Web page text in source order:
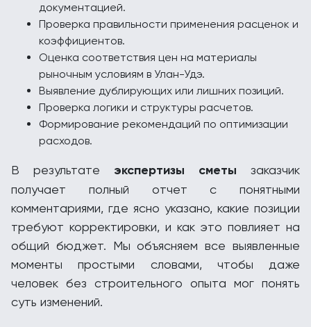
документацией.
Проверка правильности применения расценок и
коэффициентов.
Оценка соответствия цен на материалы
рыночным условиям в Улан-Удэ.
Выявление дублирующих или лишних позиций.
Проверка логики и структуры расчетов.
Формирование рекомендаций по оптимизации
расходов.
В результате экспертизы сметы заказчик
получает полный отчет с понятными
комментариями, где ясно указано, какие позиции
требуют корректировки, и как это повлияет на
общий бюджет. Мы объясняем все выявленные
моменты простыми словами, чтобы даже
человек без строительного опыта мог понять
суть изменений.